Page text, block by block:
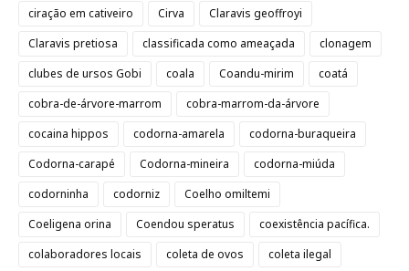
ciração em cativeiro
Cirva
Claravis geoffroyi
Claravis pretiosa
classificada como ameaçada
clonagem
clubes de ursos Gobi
coala Coandu-mirim
coatá
cobra-de-árvore-marrom
cobra-marrom-da-árvore
cocaina hippos
codorna-amarela
codorna-buraqueira
Codorna-carapé
Codorna-mineira
codorna-miúda
codorninha
codorniz
Coelho omiltemi
Coeligena orina
Coendou speratus
coexistência pacífica.
colaboradores locais
coleta de ovos
coleta ilegal